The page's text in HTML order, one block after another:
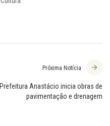
Próxima Notícia
Prefeitura Anastácio inicia obras de
pavimentação e drenagem